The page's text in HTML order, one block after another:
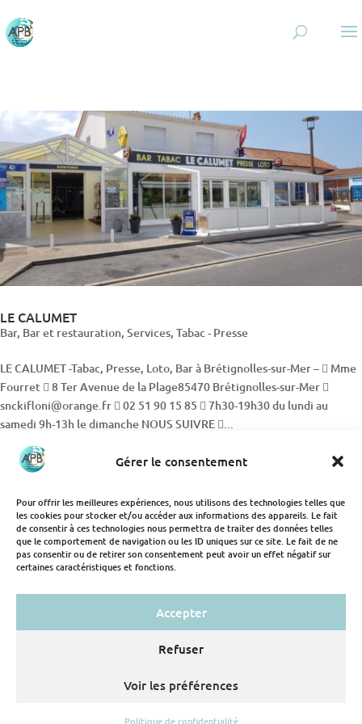
Gérer le consentement
Pour offrir les meilleures expériences, nous utilisons des technologies telles que
les cookies pour stocker et/ou accéder aux informations des appareils. Le fait
de consentir à ces technologies nous permettra de traiter des données telles
que le comportement de navigation ou les ID uniques sur ce site. Le fait de ne
pas consentir ou de retirer son consentement peut avoir un effet négatif sur
certaines caractéristiques et fonctions.
Accepter
Refuser
Voir les préférences
Politique de confidentialité
LE CALUMET
Bar, Bar et restauration, Services, Tabac - Presse
LE CALUMET -Tabac, Presse, Loto, Bar à Brétignolles-sur-Mer –  Mme
Fourret  8 Ter Avenue de la Plage85470 Brétignolles-sur-Mer 
snckifloni@orange.fr  02 51 90 15 85  7h30-19h30 du lundi au
samedi 9h-13h le dimanche NOUS SUIVRE ...
Rechercher
Accueil L’association
Annuaire
Evenements & Actualités
Contact
Politique de confidentialité
Copyright © 2021 - Créé et développé par